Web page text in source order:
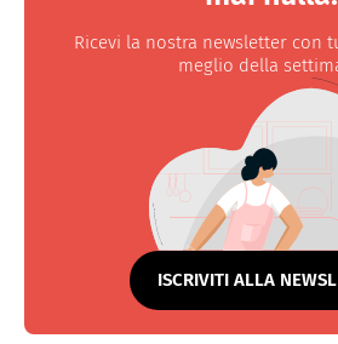
Ricevi la nostra newsletter con
meglio della
ISCRIVITI ALLA